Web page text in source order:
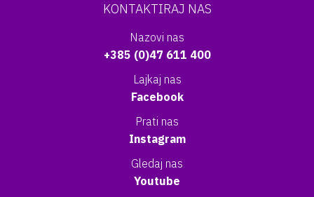
KONTAKTIRAJ NAS
Nazovi nas
+385 (0)47 611 400
Lajkaj nas
Facebook
Prati nas
Instagram
Gledaj nas
Youtube